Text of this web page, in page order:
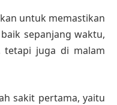
untuk memastikan
sepanjang waktu,
tetapi juga di malam
sakit pertama, yaitu